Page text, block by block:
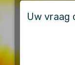
vraag